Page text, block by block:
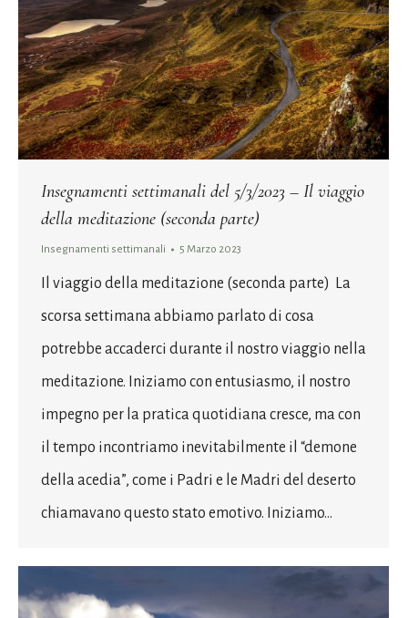
Insegnamenti settimanali del 5/3/2023 – Il viaggio
della meditazione (seconda parte)
Insegnamenti settimanali 5 Marzo 2023
Il viaggio della meditazione (seconda parte) La
scorsa settimana abbiamo parlato di cosa
potrebbe accaderci durante il nostro viaggio nella
meditazione. Iniziamo con entusiasmo, il nostro
impegno per la pratica quotidiana cresce, ma con
il tempo incontriamo inevitabilmente il “demone
della acedia”, come i Padri e le Madri del deserto
chiamavano questo stato emotivo. Iniziamo…